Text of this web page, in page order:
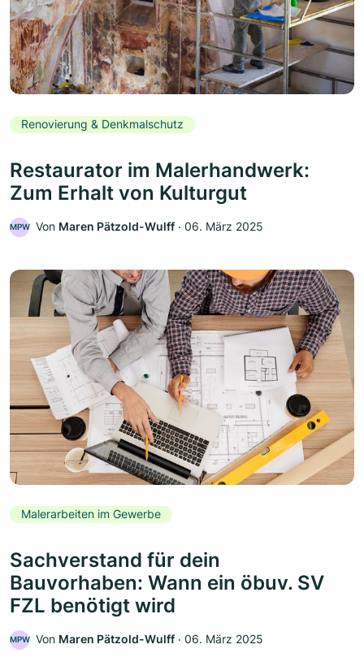
Renovierung & Denkmalschutz
Restaurator im Malerhandwerk:
Zum Erhalt von Kulturgut
MPW Von Maren Pätzold-Wulff ‧ 06. März 2025
Malerarbeiten im Gewerbe
Sachverstand für dein
Bauvorhaben: Wann ein öbuv. SV
FZL benötigt wird
MPW Von Maren Pätzold-Wulff ‧ 06. März 2025